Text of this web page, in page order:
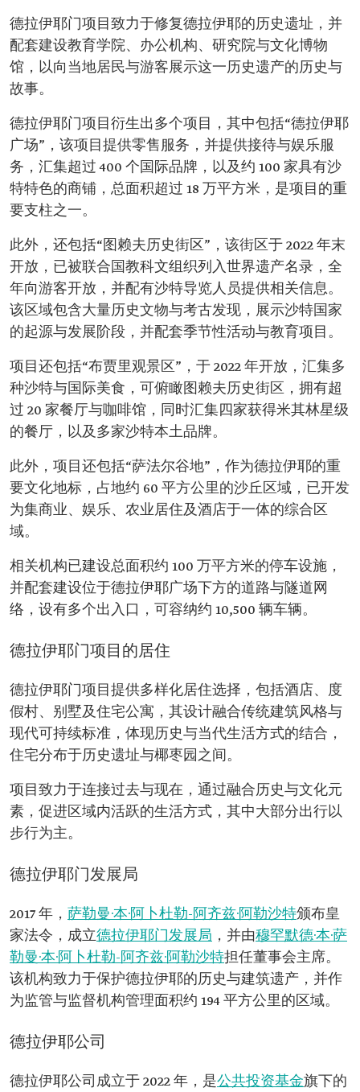
德拉伊耶门项目致力于修复德拉伊耶的历史遗址，并
配套建设教育学院、办公机构、研究院与文化博物
馆，以向当地居民与游客展示这一历史遗产的历史与
故事。
德拉伊耶门项目衍生出多个项目，其中包括“德拉伊耶
广场”，该项目提供零售服务，并提供接待与娱乐服
务，汇集超过 400 个国际品牌，以及约 100 家具有沙
特特色的商铺，总面积超过 18 万平方米，是项目的重
要支柱之一。
此外，还包括“图赖夫历史街区”，该街区于 2022 年末
开放，已被联合国教科文组织列入世界遗产名录，全
年向游客开放，并配有沙特导览人员提供相关信息。
该区域包含大量历史文物与考古发现，展示沙特国家
的起源与发展阶段，并配套季节性活动与教育项目。
项目还包括“布贾里观景区”，于 2022 年开放，汇集多
种沙特与国际美食，可俯瞰图赖夫历史街区，拥有超
过 20 家餐厅与咖啡馆，同时汇集四家获得米其林星级
的餐厅，以及多家沙特本土品牌。
此外，项目还包括“萨法尔谷地”，作为德拉伊耶的重
要文化地标，占地约 60 平方公里的沙丘区域，已开发
为集商业、娱乐、农业居住及酒店于一体的综合区
域。
相关机构已建设总面积约 100 万平方米的停车设施，
并配套建设位于德拉伊耶广场下方的道路与隧道网
络，设有多个出入口，可容纳约 10,500 辆车辆。
德拉伊耶门项目的居住
德拉伊耶门项目提供多样化居住选择，包括酒店、度
假村、别墅及住宅公寓，其设计融合传统建筑风格与
现代可持续标准，体现历史与当代生活方式的结合，
住宅分布于历史遗址与椰枣园之间。
项目致力于连接过去与现在，通过融合历史与文化元
素，促进区域内活跃的生活方式，其中大部分出行以
步行为主。
德拉伊耶门发展局
2017 年， 萨勒曼·本·阿卜杜勒-阿齐兹·阿勒沙特颁布皇
家法令，成立德拉伊耶门发展局 ，并由穆罕默德·本·萨
勒曼·本·阿卜杜勒-阿齐兹·阿勒沙特担任董事会主席。
该机构致力于保护德拉伊耶的历史与建筑遗产，并作
为监管与监督机构管理面积约 194 平方公里的区域。
德拉伊耶公司
德拉伊耶公司成立于 2022 年，是公共投资基金旗下的